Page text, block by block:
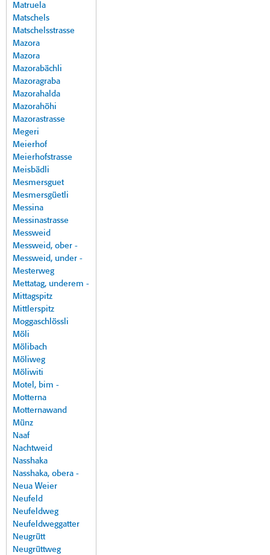
Matruela
Matschels
Matschelsstrasse
Mazora
Mazora
Mazorabächli
Mazoragraba
Mazorahalda
Mazorahöhi
Mazorastrasse
Megeri
Meierhof
Meierhofstrasse
Meisbädli
Mesmersguet
Mesmersgüetli
Messina
Messinastrasse
Messweid
Messweid, ober -
Messweid, under -
Mesterweg
Mettatag, underem -
Mittagspitz
Mittlerspitz
Moggaschlössli
Möli
Mölibach
Möliweg
Möliwiti
Motel, bim -
Motterna
Motternawand
Münz
Naaf
Nachtweid
Nasshaka
Nasshaka, obera -
Neua Weier
Neufeld
Neufeldweg
Neufeldweggatter
Neugrütt
Neugrüttweg